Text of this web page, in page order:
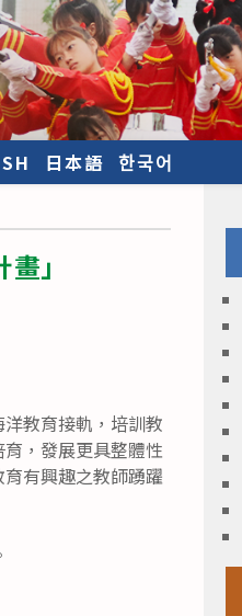
日本語 한국어
」
教育接軌，培訓教
，發展更具整體性
有興趣之教師踴躍